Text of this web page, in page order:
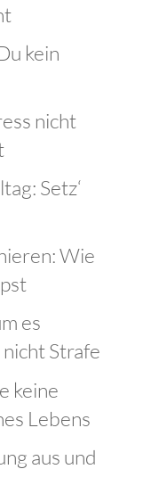
kein
nicht
Setz‘
Wie
es
Strafe
keine
Lebens
aus und